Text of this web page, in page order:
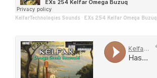
KelfarTechnologies Sounds · EXs 254 Kelfar Omega Buzuq